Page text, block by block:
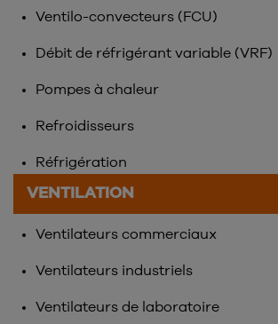
Ventilo-convecteurs (FCU)
Débit de réfrigérant variable (VRF)
Pompes à chaleur
Refroidisseurs
Réfrigération
VENTILATION
Ventilateurs commerciaux
Ventilateurs industriels
Ventilateurs de laboratoire